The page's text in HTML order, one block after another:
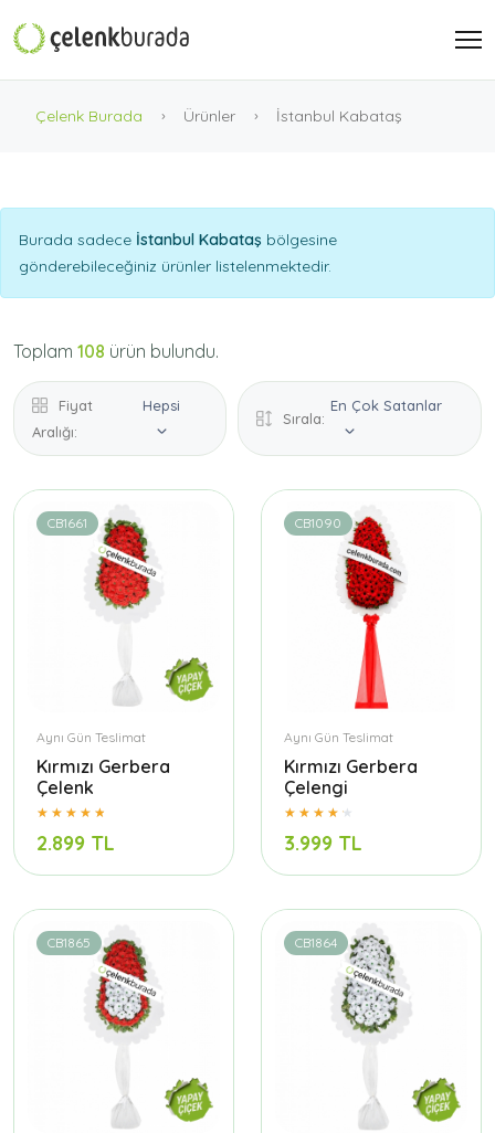
Çelenk Burada Ürünler İstanbul Kabataş
Burada sadece İstanbul Kabataş bölgesine
gönderebileceğiniz ürünler listelenmektedir.
Toplam 108 ürün bulundu.
Fiyat
Aralığı:
Hepsi
Sırala:
En Çok Satanlar
CB1661
Aynı Gün Teslimat
Kırmızı Gerbera
Çelenk
2.899 TL
CB1090
Aynı Gün Teslimat
Kırmızı Gerbera
Çelengi
3.999 TL
CB1865 CB1864